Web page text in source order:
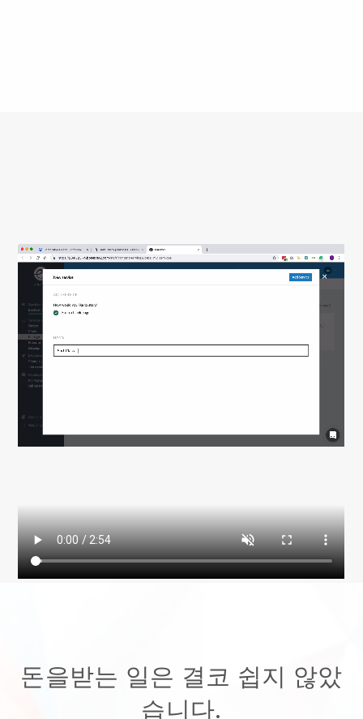
돈을받는 일은 결코 쉽지 않았
습니다.